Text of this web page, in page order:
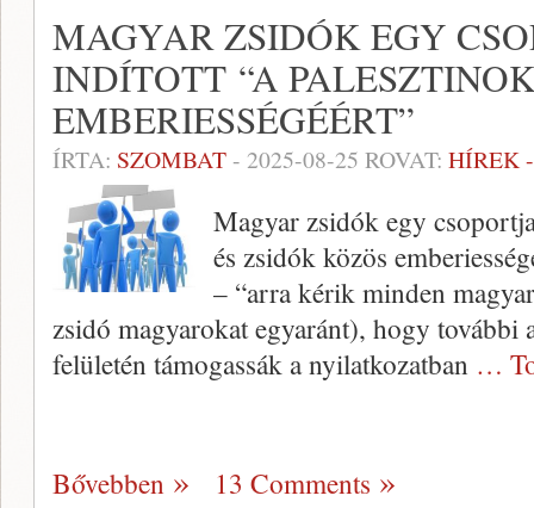
MAGYAR ZSIDÓK EGY
INDÍTOTT “A
EMBERIESSÉGÉÉRT”
ÍRTA: SZOMBAT- 2025-08-25 ROVAT: HÍREK
Magyar zsidók egy
és zsidók közös
– “arra kérik minden
zsidó magyarokat egyaránt), hogy további
felületén támogassák a nyilatkozatban …
Bővebben 13 Comments